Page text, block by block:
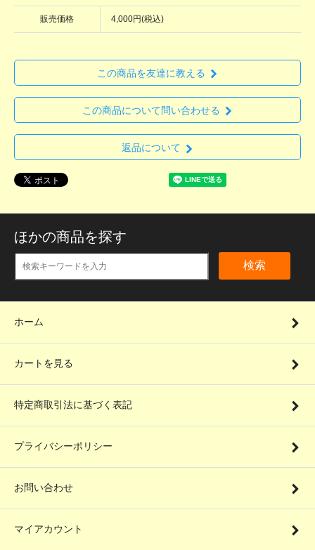
販売価格 4,000円(税込)
この商品を友達に教える
この商品について問い合わせる
返品について
ほかの商品を探す
検索
ホーム
カートを見る
特定商取引法に基づく表記
プライバシーポリシー
お問い合わせ
マイアカウント